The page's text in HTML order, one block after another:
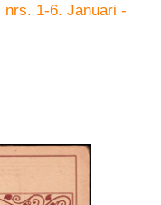
nrs. 1-6. Januari -